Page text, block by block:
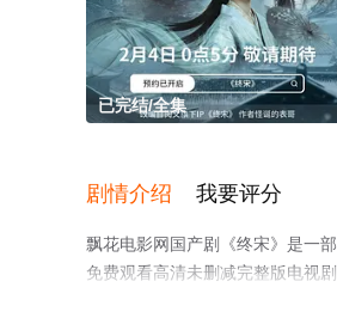
已完结/全集
剧情介绍 我要评分
飘花电影网国产剧《终宋》是一
免费观看高清未删减完整版电视